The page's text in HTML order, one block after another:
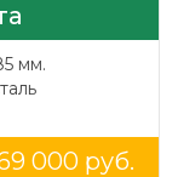
мм.
000 руб.